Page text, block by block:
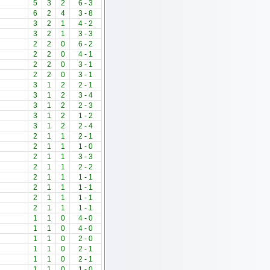
5 3 2 6 - 3
6 2 4 3 - 8
3 2 1 4 - 2
3 2 1 3 - 3
2 2 0 6 - 2
2 2 0 4 - 1
2 2 0 3 - 1
2 2 0 3 - 1
3 1 2 2 - 1
3 1 2 3 - 4
3 1 2 2 - 3
3 1 2 1 - 2
3 1 2 2 - 4
2 1 1 2 - 1
2 1 1 1 - 0
2 1 1 3 - 3
2 1 1 2 - 2
2 1 1 1 - 1
2 1 1 1 - 1
2 1 1 1 - 1
2 1 1 1 - 1
1 1 0 4 - 0
1 1 0 4 - 0
1 1 0 2 - 0
1 1 0 2 - 1
1 1 0 2 - 1